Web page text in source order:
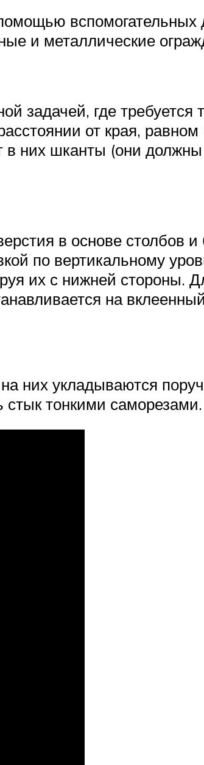
вспомогательных
и металлические
задачей, где требуется
от края,
в них шканты (они
в основе столбов
по вертикальному
их с нижней стороны.
на
них укладываются
стык тонкими саморезами.